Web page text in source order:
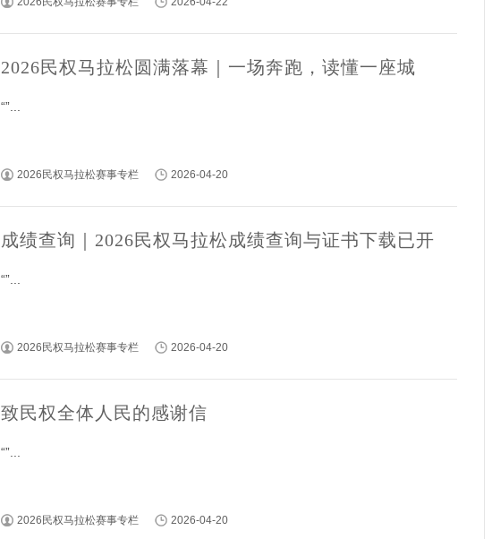
2026民权马拉松圆满落幕｜一场奔跑，读懂一座城
“”...
2026民权马拉松赛事专栏 2026-04-20
成绩查询｜2026民权马拉松成绩查询与证书下载已开
“”...
2026民权马拉松赛事专栏 2026-04-20
致民权全体人民的感谢信
“”...
2026民权马拉松赛事专栏 2026-04-20